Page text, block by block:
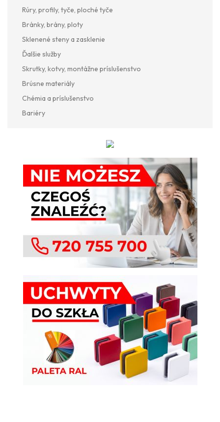
Rúry, profily, tyče, ploché tyče
Bránky, brány, ploty
Sklenené steny a zasklenie
Ďalšie služby
Skrutky, kotvy, montážne príslušenstvo
Brúsne materiály
Chémia a príslušenstvo
Bariéry